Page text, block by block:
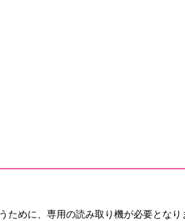
めに、専用の読み取り機が必要とな